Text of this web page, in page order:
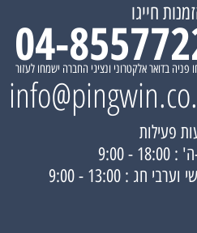
חייגו 04-
פניה בדואר אלקטרוני ונציגי החברה ישמחו לעזור
פעילות
- 9:00
חג : 13:00 - 9:00